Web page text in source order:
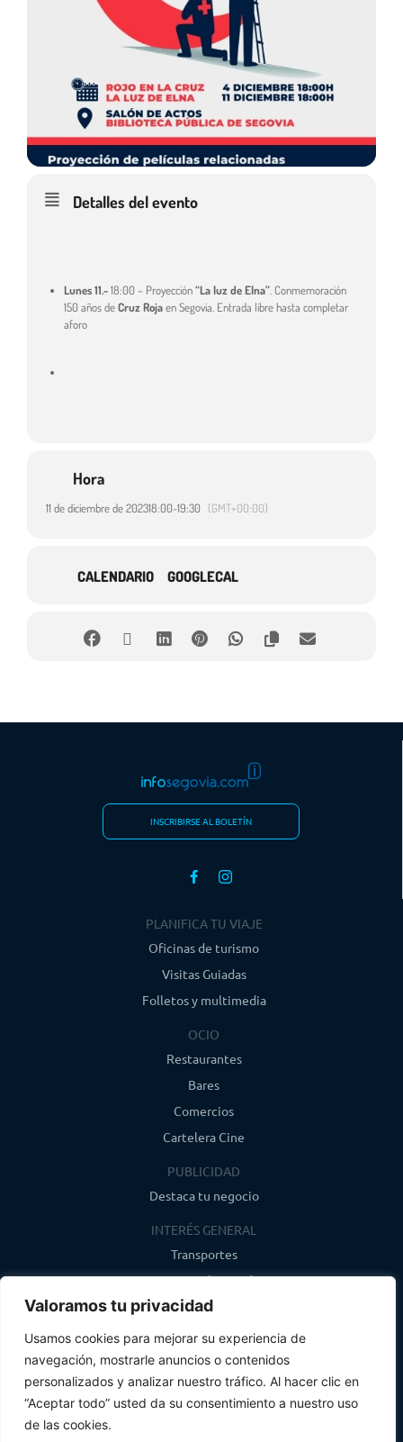
Valoramos tu privacidad
Usamos cookies para mejorar su experiencia de
navegación, mostrarle anuncios o contenidos
personalizados y analizar nuestro tráfico. Al hacer clic en
“Aceptar todo” usted da su consentimiento a nuestro uso
de las cookies.
Detalles del evento
Lunes 11.-18:00 – Proyección“La luz de Elna” . Conmemoración
150 años deCruz Rojaen Segovia. Entrada libre hasta completar
aforo
Hora
11 de diciembre de 202318:00-19:30 (GMT+00:00)
CALENDARIO GOOGLECAL
INSCRIBIRSE AL BOLETÍN
PLANIFICA TU VIAJE
Oficinas de turismo
Visitas Guiadas
Folletos y multimedia
OCIO
Restaurantes
Bares
Comercios
Cartelera Cine
PUBLICIDAD
Destaca tu negocio
INTERÉS GENERAL
Transportes
Farmacias de guardia
Canal de WhatsApp
Último boletín
info@infosegovia.com